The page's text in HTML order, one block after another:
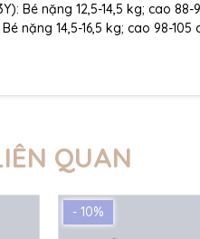
Bé nặng 12,5-14,5 kg; cao 88-
nặng 14,5-16,5 kg; cao 98-105
QUAN
- 10%